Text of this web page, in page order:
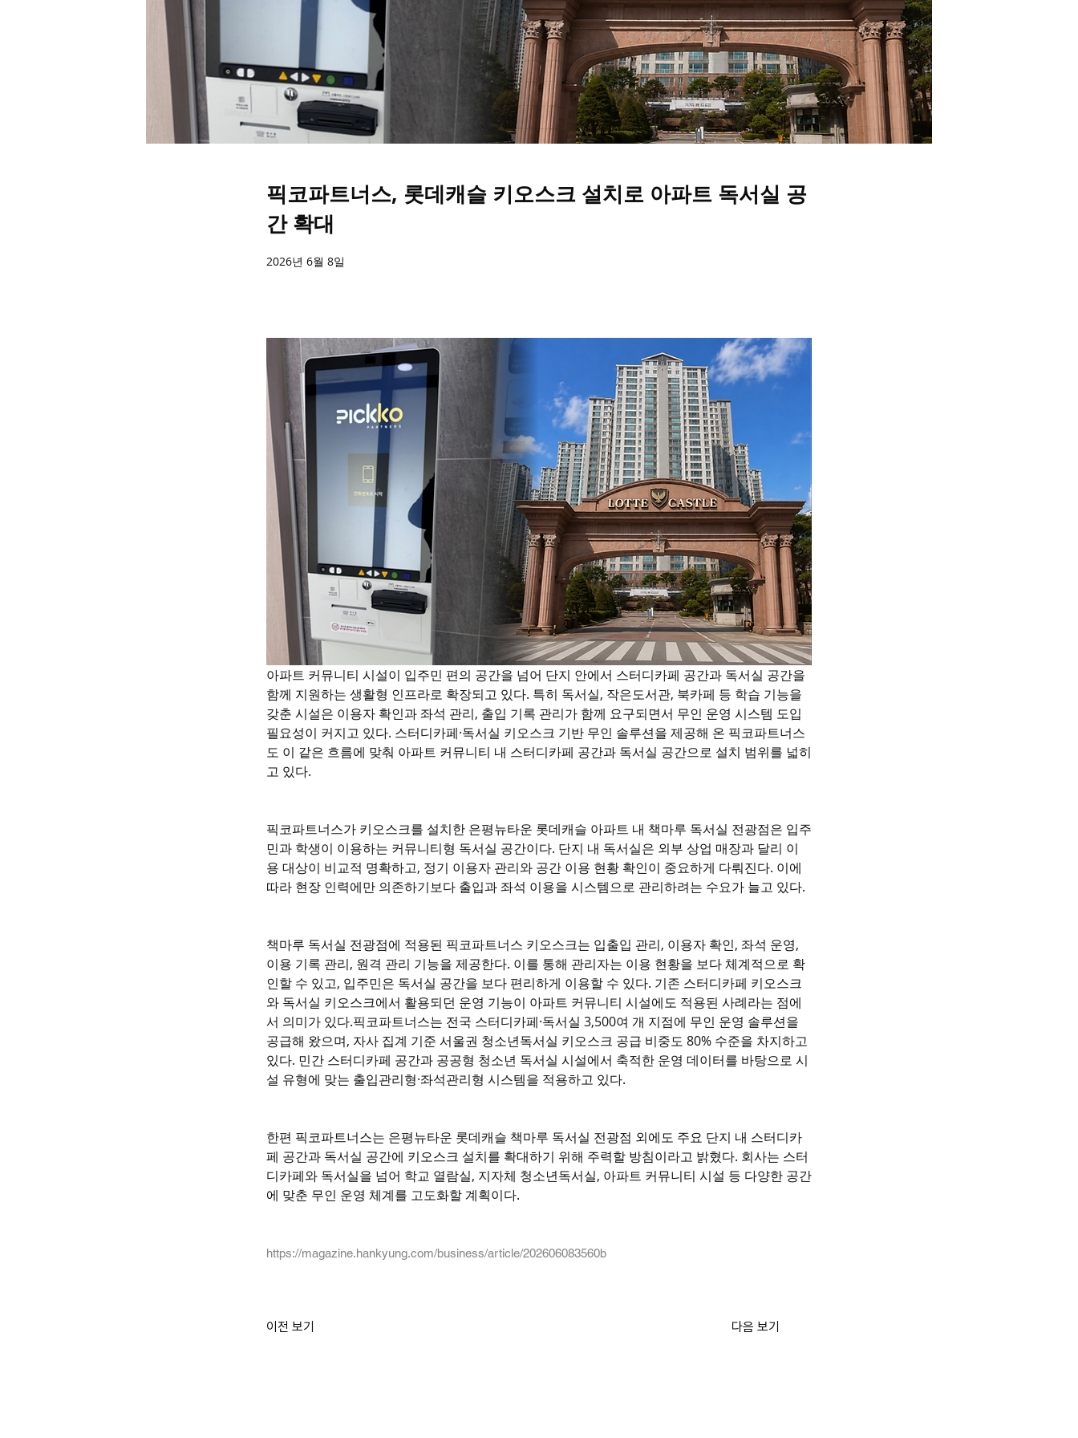
픽코파트너스, 롯데캐슬 키오스크 설치로 아파트 독서실 공
간 확대
2026년 6월 8일
아파트 커뮤니티 시설이 입주민 편의 공간을 넘어 단지 안에서 스터디카페 공간과 독서실 공간을
함께 지원하는 생활형 인프라로 확장되고 있다. 특히 독서실, 작은도서관, 북카페 등 학습 기능을
갖춘 시설은 이용자 확인과 좌석 관리, 출입 기록 관리가 함께 요구되면서 무인 운영 시스템 도입
필요성이 커지고 있다. 스터디카페·독서실 키오스크 기반 무인 솔루션을 제공해 온 픽코파트너스
도 이 같은 흐름에 맞춰 아파트 커뮤니티 내 스터디카페 공간과 독서실 공간으로 설치 범위를 넓히
고 있다.
픽코파트너스가 키오스크를 설치한 은평뉴타운 롯데캐슬 아파트 내 책마루 독서실 전광점은 입주
민과 학생이 이용하는 커뮤니티형 독서실 공간이다. 단지 내 독서실은 외부 상업 매장과 달리 이
용 대상이 비교적 명확하고, 정기 이용자 관리와 공간 이용 현황 확인이 중요하게 다뤄진다. 이에
따라 현장 인력에만 의존하기보다 출입과 좌석 이용을 시스템으로 관리하려는 수요가 늘고 있다.
책마루 독서실 전광점에 적용된 픽코파트너스 키오스크는 입출입 관리, 이용자 확인, 좌석 운영,
이용 기록 관리, 원격 관리 기능을 제공한다. 이를 통해 관리자는 이용 현황을 보다 체계적으로 확
인할 수 있고, 입주민은 독서실 공간을 보다 편리하게 이용할 수 있다. 기존 스터디카페 키오스크
와 독서실 키오스크에서 활용되던 운영 기능이 아파트 커뮤니티 시설에도 적용된 사례라는 점에
서 의미가 있다.픽코파트너스는 전국 스터디카페·독서실 3,500여 개 지점에 무인 운영 솔루션을
공급해 왔으며, 자사 집계 기준 서울권 청소년독서실 키오스크 공급 비중도 80% 수준을 차지하고
있다. 민간 스터디카페 공간과 공공형 청소년 독서실 시설에서 축적한 운영 데이터를 바탕으로 시
설 유형에 맞는 출입관리형·좌석관리형 시스템을 적용하고 있다.
한편 픽코파트너스는 은평뉴타운 롯데캐슬 책마루 독서실 전광점 외에도 주요 단지 내 스터디카
페 공간과 독서실 공간에 키오스크 설치를 확대하기 위해 주력할 방침이라고 밝혔다. 회사는 스터
디카페와 독서실을 넘어 학교 열람실, 지자체 청소년독서실, 아파트 커뮤니티 시설 등 다양한 공간
에 맞춘 무인 운영 체계를 고도화할 계획이다.
https://magazine.hankyung.com/business/article/202606083560b
이전 보기 다음 보기